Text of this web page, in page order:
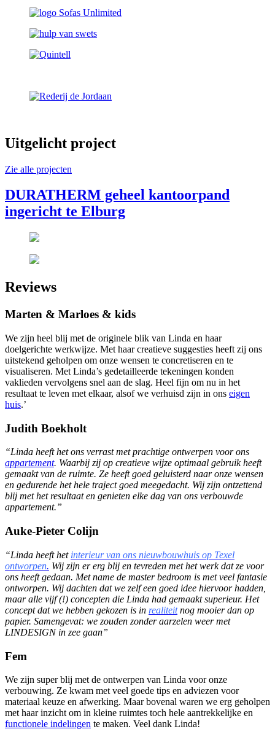
Uitgelicht project
Zie alle projecten
DURATHERM geheel kantoorpand
ingericht te Elburg
Reviews
Marten & Marloes & kids
We zijn heel blij met de originele blik van Linda en haar
doelgerichte werkwijze. Met haar creatieve suggesties heeft zij ons
uitstekend geholpen om onze wensen te concretiseren en te
visualiseren. Met Linda’s gedetailleerde tekeningen konden
vaklieden vervolgens snel aan de slag. Heel fijn om nu in het
resultaat te leven met elkaar, alsof we verhuisd zijn in ons eigen
huis.’
Judith Boekholt
“Linda heeft het ons verrast met prachtige ontwerpen voor ons
appartement. Waarbij zij op creatieve wijze optimaal gebruik heeft
gemaakt van de ruimte. Ze heeft goed geluisterd naar onze wensen
en gedurende het hele traject goed meegedacht. Wij zijn ontzettend
blij met het resultaat en genieten elke dag van ons verbouwde
appartement.”
Auke-Pieter Colijn
“Linda heeft het interieur van ons nieuwbouwhuis op Texel
ontworpen. Wij zijn er erg blij en tevreden met het werk dat ze voor
ons heeft gedaan. Met name de master bedroom is met veel fantasie
ontworpen. Wij dachten dat we zelf een goed idee hiervoor hadden,
maar alle vijf (!) concepten die Linda had gemaakt superieur. Het
concept dat we hebben gekozen is in realiteitnog mooier dan op
papier. Samengevat: we zouden zonder aarzelen weer met
LINDESIGN in zee gaan”
Fem
We zijn super blij met de ontwerpen van Linda voor onze
verbouwing. Ze kwam met veel goede tips en adviezen voor
materiaal keuze en afwerking. Maar bovenal waren we erg geholpen
met haar inzicht om in kleine ruimtes toch hele aantrekkelijke en
functionele indelingen te maken. Veel dank Linda!